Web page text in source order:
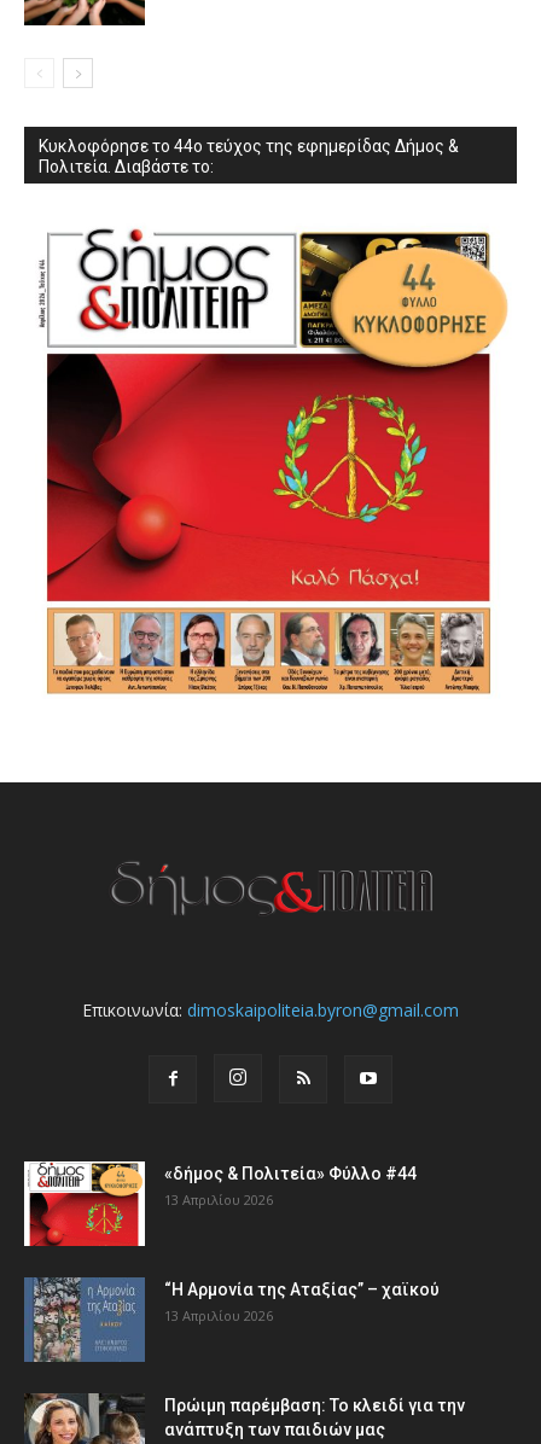
Κυκλοφόρησε το 44ο τεύχος της εφημερίδας Δήμος &
Πολιτεία. Διαβάστε το:
Επικοινωνία: dimoskaipoliteia.byron@gmail.com
«δήμος & Πολιτεία» Φύλλο #44
13 Απριλίου 2026
“Η Αρμονία της Αταξίας” – χαϊκού
13 Απριλίου 2026
Πρώιμη παρέμβαση: Το κλειδί για την
ανάπτυξη των παιδιών µας